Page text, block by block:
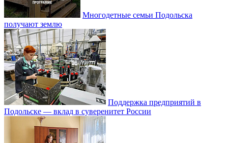
Многодетные семьи Подольска
получают землю
Поддержка предприятий в
Подольске — вклад в суверенитет России